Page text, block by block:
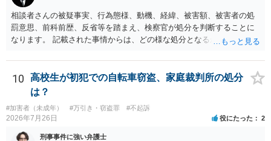
相談者さんの被疑事実、行為態様、動機、経緯、被害額、被害者の処
罰意思、前科前歴、反省等を踏まえ、検察官が処分を判断することに
なります。 記載された事情からは、どの様な処分となるかを明確に判
いては、相談者さんにとって有意な事情と考えて良いのではないでし
ょうか。 上記、ご参考ください。
10
高校生が初犯での自転車窃盗、家庭裁判所の処分
は？
#加害者（未成年） #万引き・窃盗罪 #不起訴
2026年7月26日 役にたった 2
刑事事件に強い弁護士